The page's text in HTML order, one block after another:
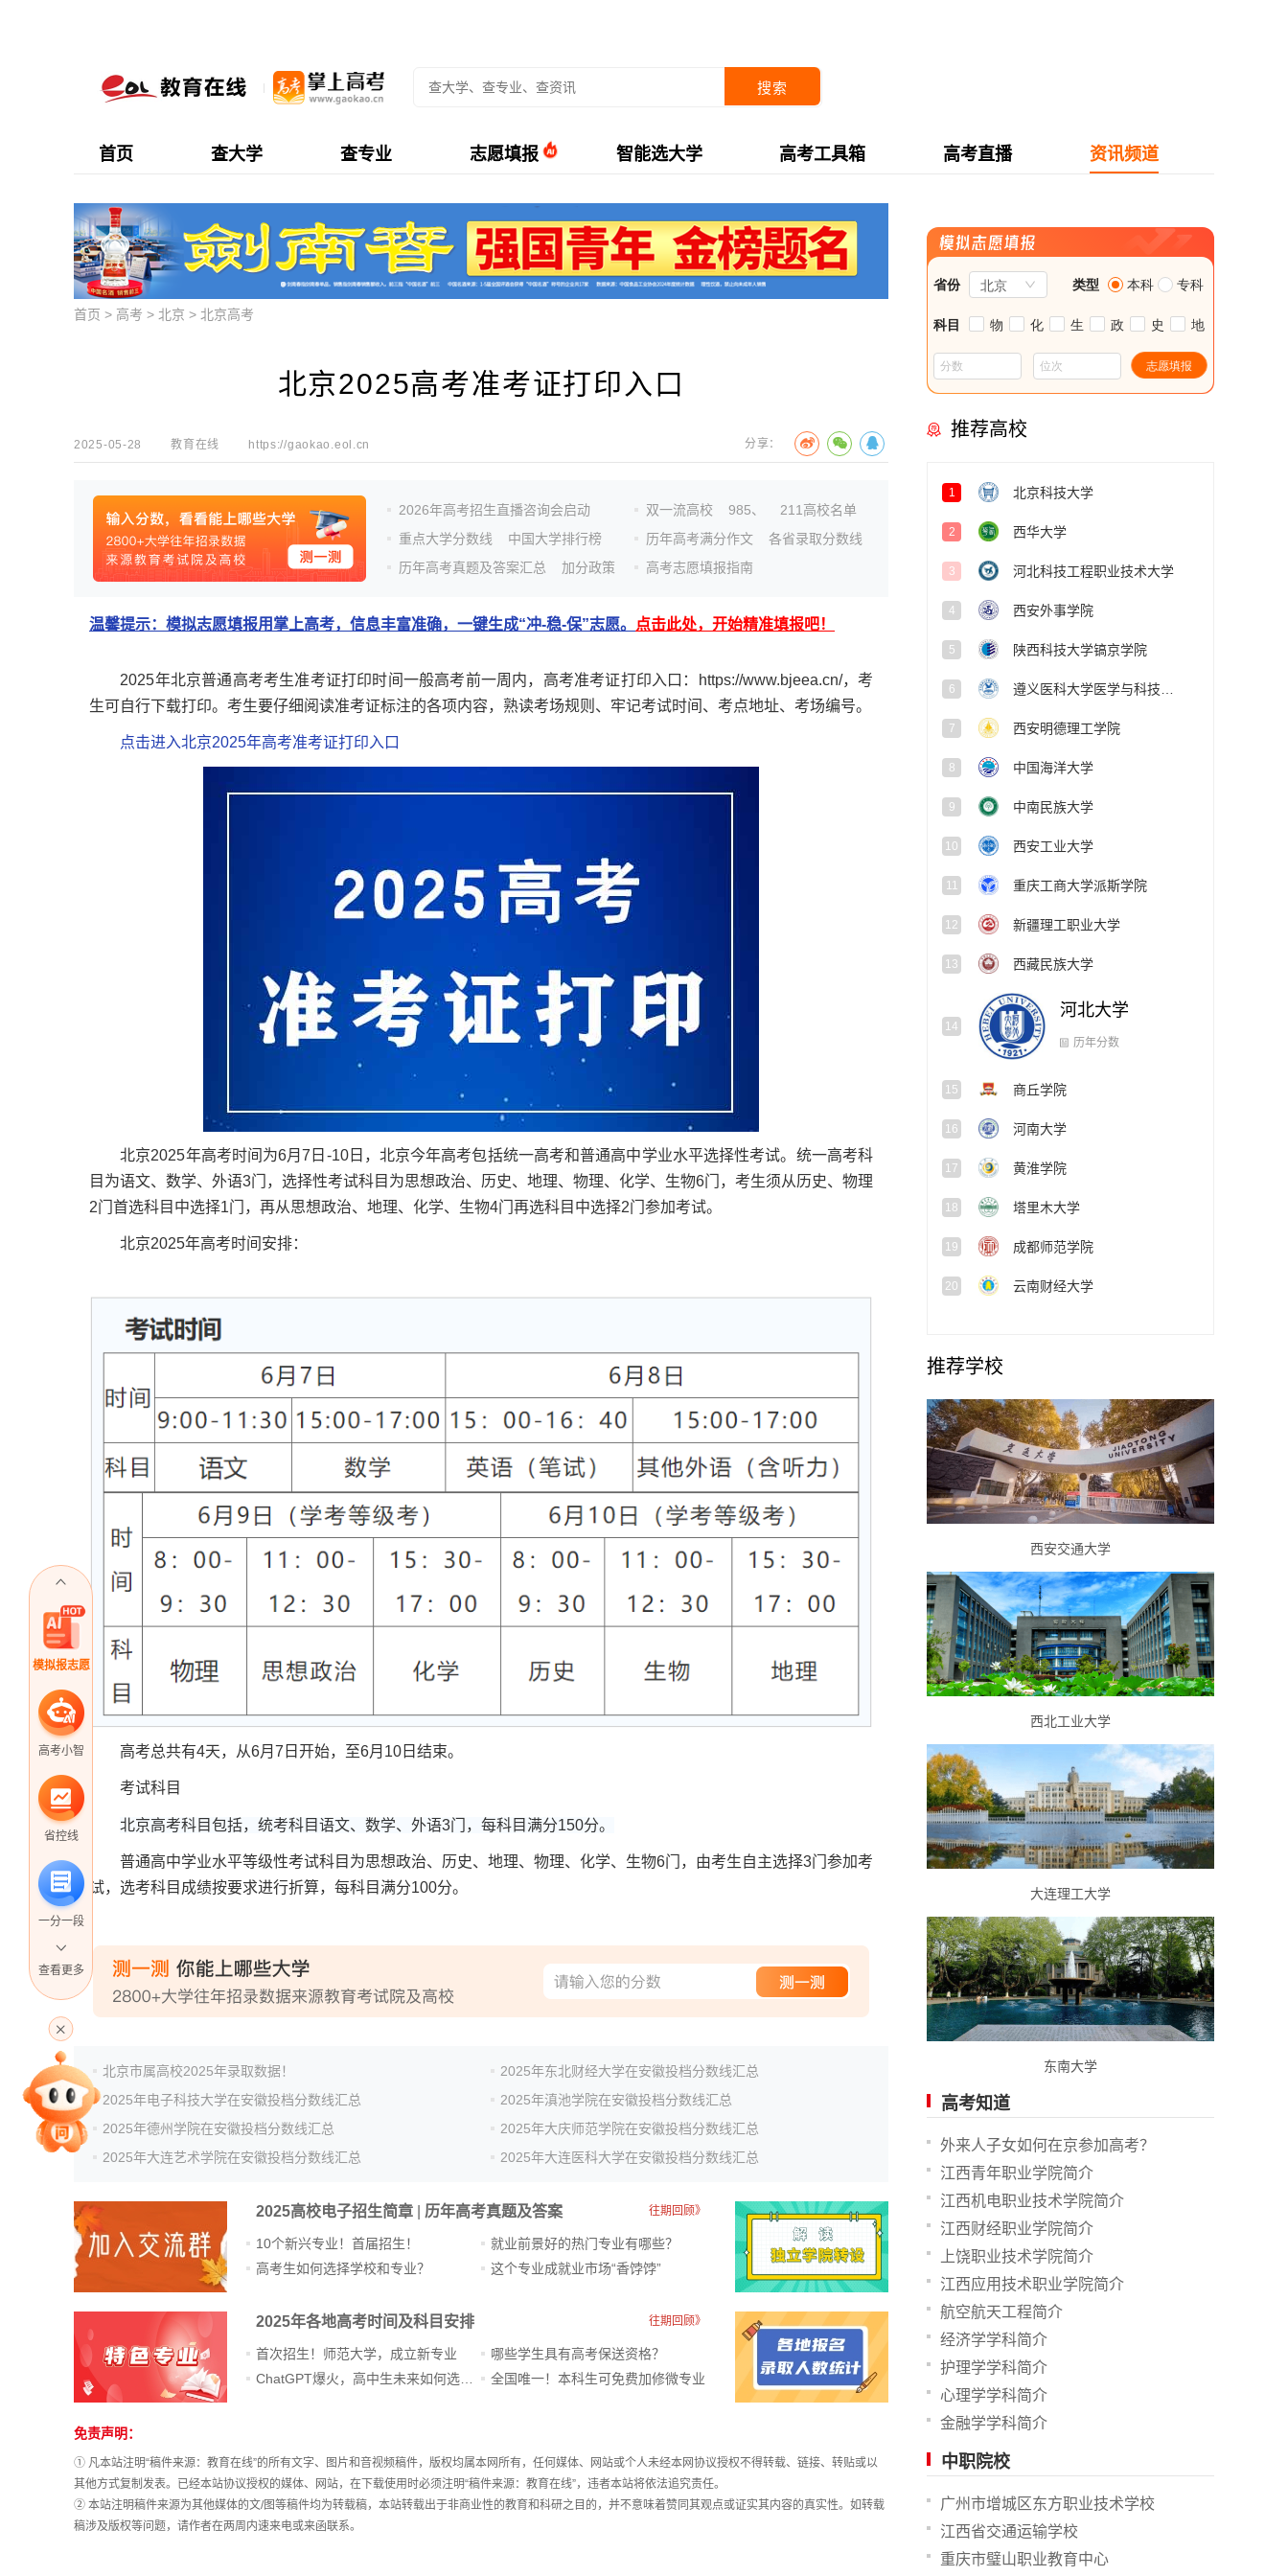
搜索
首页 查大学 查专业 志愿填报 智能选大学 高考工具箱 高考直播 资讯频道
模拟报志愿
高考小智
省控线
一分一段
专家指导课
高考作文
高考估分
高考真题
查看更多
首页 > 高考 > 北京 > 北京高考
北京2025高考准考证打印入口
2025-05-28 教育在线 https://gaokao.eol.cn 分享：
2026年高考招生直播咨询会启动
重点大学分数线
中国大学排行榜
历年高考真题及答案汇总
加分政策
双一流高校 985、
211高校名单
历年高考满分作文
各省录取分数线
高考志愿填报指南
温馨提示：模拟志愿填报用掌上高考，信息丰富准确，一键生成“冲-稳-保”志愿。 点击此处，开始精准填报吧！
2025年北京普通高考考生准考证打印时间一般高考前一周内，高考准考证打印入口：https://www.bjeea.cn/，考
生可自行下载打印。考生要仔细阅读准考证标注的各项内容，熟读考场规则、牢记考试时间、考点地址、考场编号。
点击进入北京2025年高考准考证打印入口
北京2025年高考时间为6月7日-10日，北京今年高考包括统一高考和普通高中学业水平选择性考试。统一高考科
目为语文、数学、外语3门，选择性考试科目为思想政治、历史、地理、物理、化学、生物6门，考生须从历史、物理
2门首选科目中选择1门，再从思想政治、地理、化学、生物4门再选科目中选择2门参加考试。
北京2025年高考时间安排：
高考总共有4天，从6月7日开始，至6月10日结束。
考试科目
北京高考科目包括，统考科目语文、数学、外语3门，每科目满分150分。
普通高中学业水平等级性考试科目为思想政治、历史、地理、物理、化学、生物6门，由考生自主选择3门参加考
试，选考科目成绩按要求进行折算，每科目满分100分。
北京市属高校2025年录取数据！
2025年东北财经大学在安徽投档分数线汇总
2025年电子科技大学在安徽投档分数线汇总
2025年滇池学院在安徽投档分数线汇总
2025年德州学院在安徽投档分数线汇总
2025年大庆师范学院在安徽投档分数线汇总
2025年大连艺术学院在安徽投档分数线汇总
2025年大连医科大学在安徽投档分数线汇总
2025高校电子招生简章 历年高考真题及答案 往期回顾》
10个新兴专业！首届招生！
高考生如何选择学校和专业？
就业前景好的热门专业有哪些？
这个专业成就业市场“香饽饽”​
2025年各地高考时间及科目安排 往期回顾》
首次招生！师范大学，成立新专业
哪些学生具有高考保送资格？
全国唯一！本科生可免费加修微专业
站
长
统
计
免责声明：
① 凡本站注明“稿件来源：教育在线”的所有文字、图片和音视频稿件，版权均属本网所有，任何媒体、网站或个人未经本网协议授权不得转载、链接、转贴或以
其他方式复制发表。已经本站协议授权的媒体、网站，在下载使用时必须注明“稿件来源：教育在线”，违者本站将依法追究责任。
② 本站注明稿件来源为其他媒体的文/图等稿件均为转载稿，本站转载出于非商业性的教育和科研之目的，并不意味着赞同其观点或证实其内容的真实性。如转载
稿涉及版权等问题，请作者在两周内速来电或来函联系。
推荐高校
1 北京科技大学
2 西华大学
3 河北科技工程职业技术大学
4 西安外事学院
5 陕西科技大学镐京学院
6
7 西安明德理工学院
8 中国海洋大学
9 中南民族大学
10 西安工业大学
11 重庆工商大学派斯学院
12 新疆理工职业大学
13 西藏民族大学
河北大学
商丘学院
16 河南大学
17 黄淮学院
18 塔里木大学
19 成都师范学院
20 云南财经大学
推荐学校
西安交通大学
西北工业大学
大连理工大学
东南大学
高考知道
外来人子女如何在京参加高考？
江西青年职业学院简介
江西机电职业技术学院简介
江西财经职业学院简介
上饶职业技术学院简介
江西应用技术职业学院简介
航空航天工程简介
经济学学科简介
护理学学科简介
心理学学科简介
金融学学科简介
中职院校
广州市增城区东方职业技术学校
江西省交通运输学校
重庆市璧山职业教育中心